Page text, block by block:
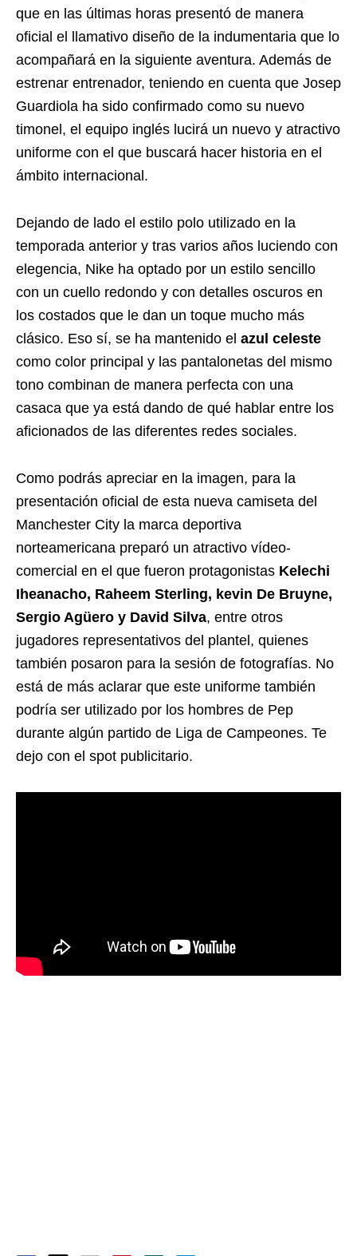
que en las últimas horas presentó de manera
oficial el llamativo diseño de la indumentaria que lo
acompañará en la siguiente aventura. Además de
estrenar entrenador, teniendo en cuenta que Josep
Guardiola ha sido confirmado como su nuevo
timonel, el equipo inglés lucirá un nuevo y atractivo
uniforme con el que buscará hacer historia en el
ámbito internacional.
Dejando de lado el estilo polo utilizado en la
temporada anterior y tras varios años luciendo con
elegencia, Nike ha optado por un estilo sencillo
con un cuello redondo y con detalles oscuros en
los costados que le dan un toque mucho más
clásico. Eso sí, se ha mantenido el azul celeste
como color principal y las pantalonetas del mismo
tono combinan de manera perfecta con una
casaca que ya está dando de qué hablar entre los
aficionados de las diferentes redes sociales.
Como podrás apreciar en la imagen, para la
presentación oficial de esta nueva camiseta del
Manchester City la marca deportiva
norteamericana preparó un atractivo vídeo-
comercial en el que fueron protagonistas Kelechi
Iheanacho, Raheem Sterling, kevin De Bruyne,
Sergio Agüero y David Silva, entre otros
jugadores representativos del plantel, quienes
también posaron para la sesión de fotografías. No
está de más aclarar que este uniforme también
podría ser utilizado por los hombres de Pep
durante algún partido de Liga de Campeones. Te
dejo con el spot publicitario.